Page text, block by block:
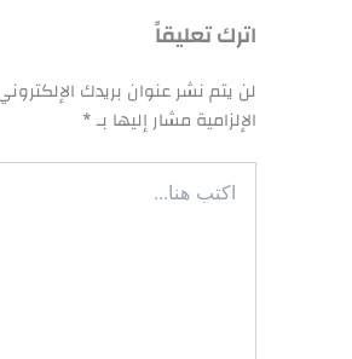
اترك تعليقاً
لن يتم نشر عنوان بريدك
الإلزامية مشار إليها بـ*
اكتب
هنا...